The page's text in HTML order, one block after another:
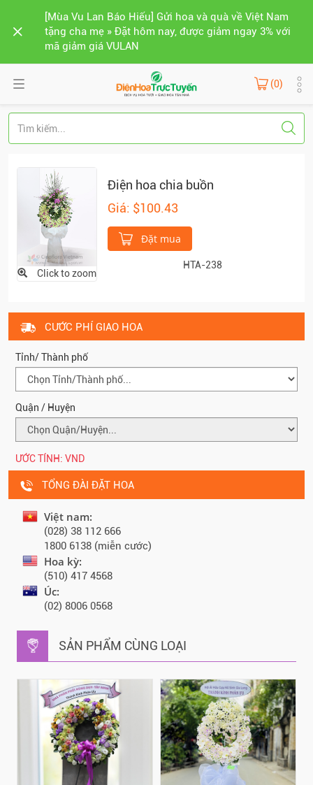
[Mùa Vu Lan Báo Hiếu] Gửi hoa và quà về Việt Nam
tặng cha mẹ » Đặt hôm nay, được giảm ngay 3% với
mã giảm giá VULAN
(0)
Click to zoom
Điện hoa chia buồn
Giá: $100.43
Đặt mua
HTA-238
CƯỚC PHÍ GIAO HOA
Tỉnh/ Thành phố
Quận / Huyện
ƯỚC TÍNH: VND
TỔNG ĐÀI ĐẶT HOA
Việt nam:
(028) 38 112 666
1800 6138 (miễn cước)
Hoa kỳ:
(510) 417 4568
Úc:
(02) 8006 0568
SẢN PHẨM CÙNG LOẠI